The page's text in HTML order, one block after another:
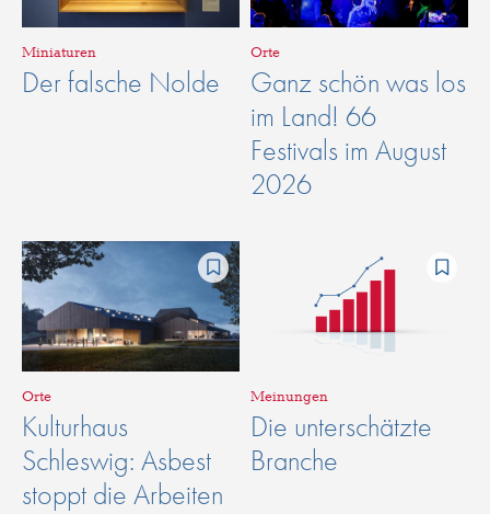
Miniaturen
Der falsche Nolde
Orte
Ganz schön was los
im Land! 66
Festivals im August
2026
Orte
Kulturhaus
Schleswig: Asbest
stoppt die Arbeiten
Meinungen
Die unterschätzte
Branche